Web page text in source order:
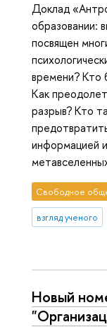
Доклад
образовании:
посвящен
времени? Кто
Как
разрыв? Кто
информацией
Свободное
взгляд ученого
Новый